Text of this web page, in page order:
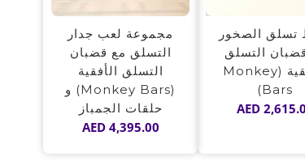
تسلق الصخور
التسلق
الأفقية (Monkey
Bars)
AED
مجموعة لعب جدار
التسلق مع قضبان
التسلق الأفقية
(Monkey Bars) و
حلقات الجمباز
AED4,395.00